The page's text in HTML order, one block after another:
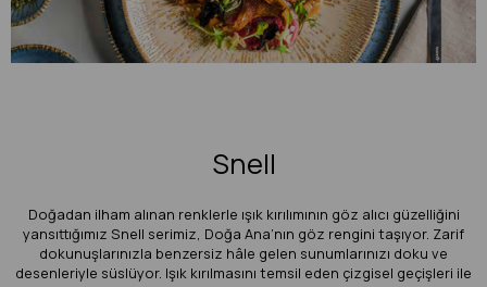
Snell
Doğadan ilham alınan renklerle ışık kırılımının göz alıcı güzelliğini
yansıttığımız Snell serimiz, Doğa Ana’nın göz rengini taşıyor. Zarif
dokunuşlarınızla benzersiz hâle gelen sunumlarınızı doku ve
desenleriyle süslüyor. Işık kırılmasını temsil eden çizgisel geçişleri ile